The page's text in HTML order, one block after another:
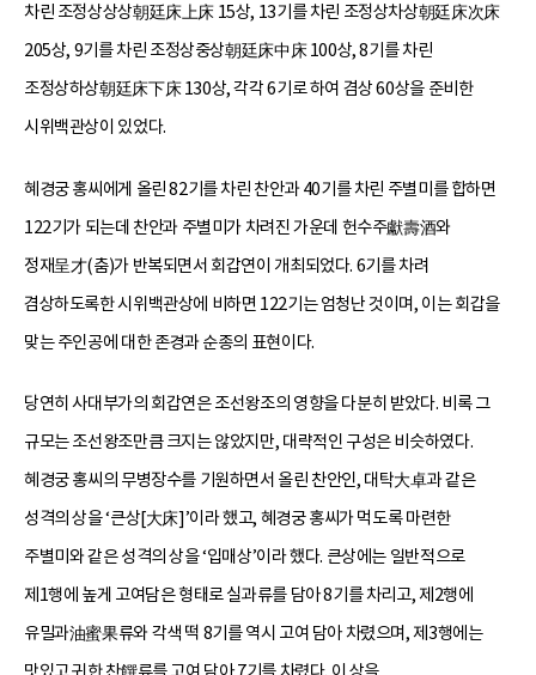
차린 조정상상상朝廷床上床 15상, 13기를 차린 조정상차상朝廷床次床
205상, 9기를 차린 조정상중상朝廷床中床 100상, 8기를 차린
조정상하상朝廷床下床 130상, 각각 6기로 하여 겸상 60상을 준비한
시위백관상이 있었다.
혜경궁 홍씨에게 올린 82기를 차린 찬안과 40기를 차린 주별미를 합하면
122기가 되는데 찬안과 주별미가 차려진 가운데 헌수주獻壽酒와
정재呈才(춤)가 반복되면서 회갑연이 개최되었다. 6기를 차려
겸상하도록한 시위백관상에 비하면 122기는 엄청난 것이며, 이는 회갑을
맞는 주인공에 대한 존경과 순종의 표현이다.
당연히 사대부가의 회갑연은 조선왕조의 영향을 다분히 받았다. 비록 그
규모는 조선왕조만큼 크지는 않았지만, 대략적인 구성은 비슷하였다.
혜경궁 홍씨의 무병장수를 기원하면서 올린 찬안인, 대탁大卓과 같은
성격의 상을 ‘큰상[大床]’이라 했고, 혜경궁 홍씨가 먹도록 마련한
주별미와 같은 성격의 상을 ‘입매상’이라 했다. 큰상에는 일반적으로
제1행에 높게 고여담은 형태로 실과류를 담아 8기를 차리고, 제2행에
유밀과油蜜果류와 각색 떡 8기를 역시 고여 담아 차렸으며, 제3행에는